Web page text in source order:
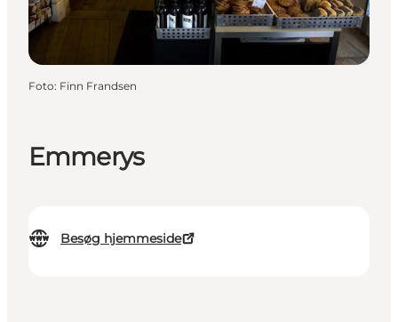
Copenhagen Card
Emmerys
Besøg hjemmeside
Foto: Finn Frandsen